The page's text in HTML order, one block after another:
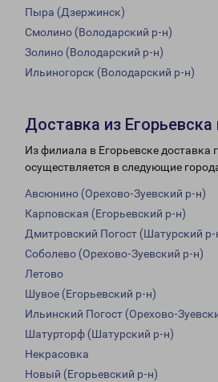
Пыра (Дзержинск)
Смолино (Володарский р-н)
Золино (Володарский р-н)
Ильиногорск (Володарский р-н)
Доставка из
Из филиала в Егорьевске доставка
осуществляется в следующие
Авсюнино (Орехово-Зуевский р-н)
Карповская (Егорьевский р-н)
Дмитровский Погост (Шатурский р-
Соболево (Орехово-Зуевский р-н)
Летово
Шувое (Егорьевский р-н)
Ильинский Погост (Орехово-
Шатурторф (Шатурский р-н)
Некрасовка
Новый (Егорьевский р-н)